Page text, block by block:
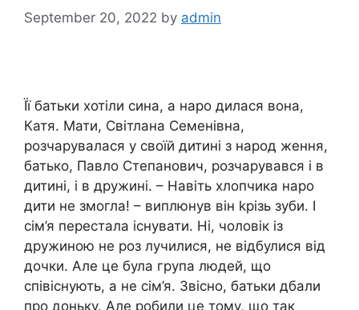
September 20, 2022 by admin
Її батьки хотіли сина, а наро дилася вона,
Катя. Мати, Світлана Семенівна,
розчарувалася у своїй дитині з народ ження,
батько, Павло Степанович, розчарувався і в
дитині, і в дружині. – Навіть хлопчика наро
дити не змогла! – виплюнув він kрізь зуби. І
сім’я перестала існувати. Ні, чоловік із
дружиною не роз лучилися, не відбулися від
дочки. Але це була група людей, що
співіснують, а не сім’я. Звісно, батьки дбали
про доньку. Але робили це тому, що так